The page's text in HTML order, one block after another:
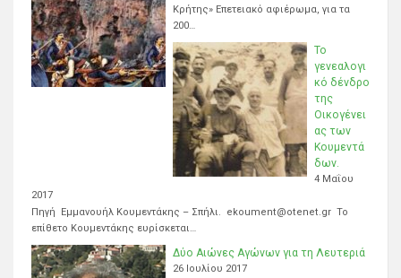
Κρήτης» Επετειακό αφιέρωμα, για τα
200…
Το
γενεαλογι
κό δένδρο
της
Οικογένει
ας των
Κουμεντά
δων.
4 Μαΐου
2017
Πηγή Εμμανουήλ Κουμεντάκης – Σπήλι. ekoument@otenet.gr Το
επίθετο Κουμεντάκης ευρίσκεται…
Δύο Αιώνες Αγώνων για τη Λευτεριά
26 Ιουλίου 2017